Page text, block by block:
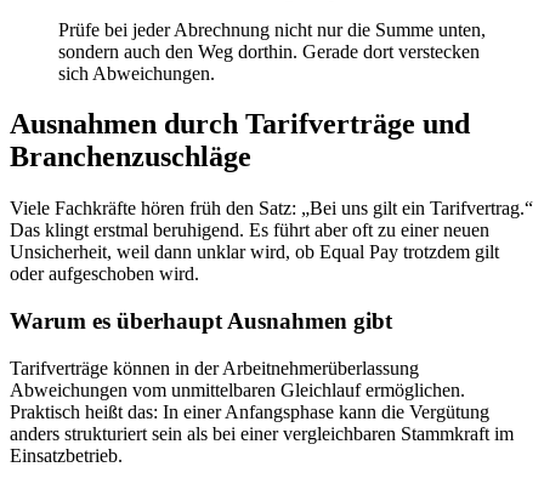
Prüfe bei jeder Abrechnung nicht nur die Summe unten,
sondern auch den Weg dorthin. Gerade dort verstecken
sich Abweichungen.
Ausnahmen durch Tarifverträge und
Branchenzuschläge
Viele Fachkräfte hören früh den Satz: „Bei uns gilt ein Tarifvertrag.“
Das klingt erstmal beruhigend. Es führt aber oft zu einer neuen
Unsicherheit, weil dann unklar wird, ob Equal Pay trotzdem gilt
oder aufgeschoben wird.
Warum es überhaupt Ausnahmen gibt
Tarifverträge können in der Arbeitnehmerüberlassung
Abweichungen vom unmittelbaren Gleichlauf ermöglichen.
Praktisch heißt das: In einer Anfangsphase kann die Vergütung
anders strukturiert sein als bei einer vergleichbaren Stammkraft im
Einsatzbetrieb.